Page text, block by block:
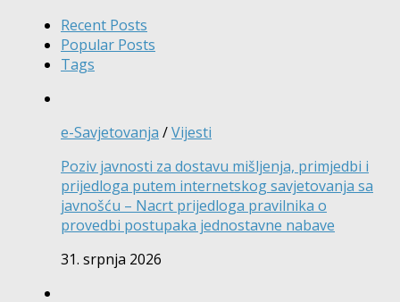
Recent Posts
Popular Posts
Tags
e-Savjetovanja /Vijesti
Poziv javnosti za dostavu mišljenja, primjedbi i
prijedloga putem internetskog savjetovanja sa
javnošću – Nacrt prijedloga pravilnika o
provedbi postupaka jednostavne nabave
31. srpnja 2026